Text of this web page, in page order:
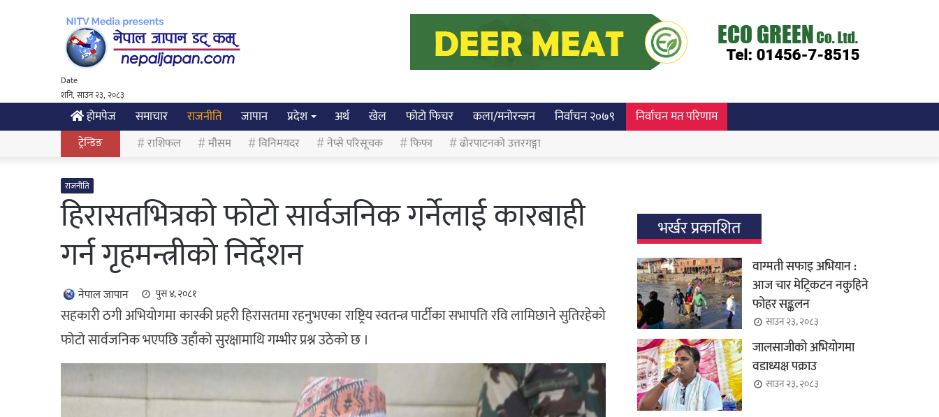
Date
शनि, साउन २३, २०८३
होमपेज समाचार राजनीति जापान प्रदेश अर्थ खेल फोटो फिचर कला/मनोरन्जन निर्वाचन २०७९ निर्वाचन मत परिणाम
ट्रेन्डिङ राशिफल मौसम विनिमयदर नेप्से परिसूचक फिफा ढोरपाटनको उत्तरगङ्गा
राजनीति
हिरासतभित्रको फोटो सार्वजनिक गर्नेलाई कारबाही
गर्न गृहमन्त्रीको निर्देशन
नेपाल जापान पुस ४, २०८१
सहकारी ठगी अभियोगमा कास्की प्रहरी हिरासतमा रहनुभएका राष्ट्रिय स्वतन्त्र पार्टीका सभापति रवि लामिछाने सुतिरहेको
फोटो सार्वजनिक भएपछि उहाँको सुरक्षामाथि गम्भीर प्रश्न उठेको छ ।
भर्खर प्रकाशित
वाग्मती सफाइ अभियान :
आज चार मेट्रिकटन नकुहिने
फोहर सङ्कलन
साउन २३, २०८३
जालसाजीको अभियोगमा
वडाध्यक्ष पक्राउ
साउन २३, २०८३